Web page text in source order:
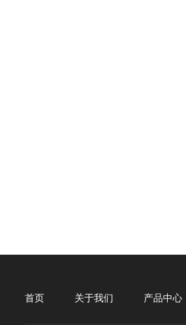
首页 关于我们 产品中心